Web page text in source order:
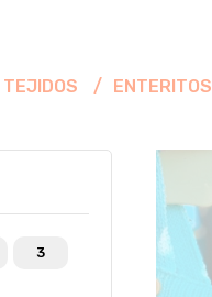
TEJIDOS ENTERITOS
3